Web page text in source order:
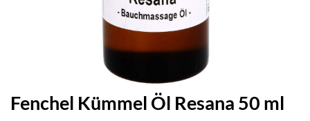
Fenchel Kümmel Öl Resana 50 ml